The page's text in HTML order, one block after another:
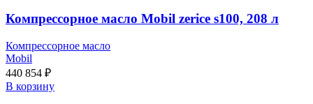
Компрессорное масло Mobil zerice s100, 208 л
Компрессорное масло
Mobil
440 854 ₽
В корзину